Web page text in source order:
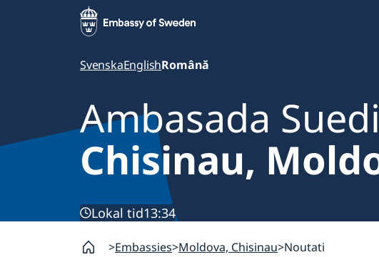
SvenskaEnglishRomână
Ambasada
Chisinau,
Lokal tid13:34
Embassies Moldova, Chisinau Noutati